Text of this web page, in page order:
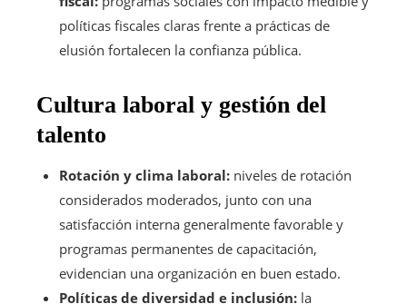
políticas fiscales claras frente a prácticas de
elusión fortalecen la confianza pública.
Cultura laboral y gestión del
talento
Rotación y clima laboral: niveles de rotación
considerados moderados, junto con una
satisfacción interna generalmente favorable y
programas permanentes de capacitación,
evidencian una organización en buen estado.
Políticas de diversidad e inclusión: la